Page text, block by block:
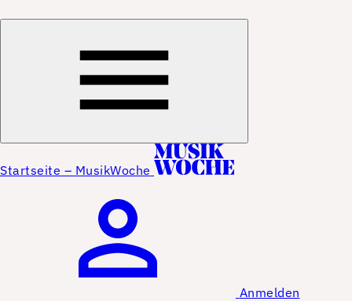
Startseite – MusikWoche
Anmelden